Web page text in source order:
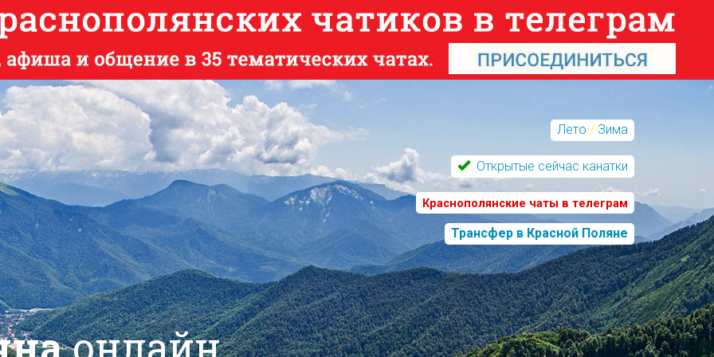
Лето / Зима
Открытые сейчас канатки
Краснополянские чаты в телеграм
Трансфер в Красной Поляне